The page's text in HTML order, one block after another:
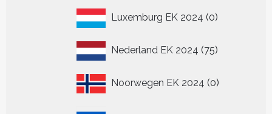
Luxemburg EK 2024 00
Nederland EK 2024 7575
Noorwegen EK 2024 00